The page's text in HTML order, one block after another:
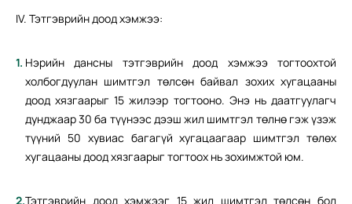
IV. Тэтгэврийн доод хэмжээ:
Нэрийн дансны тэтгэврийн доод хэмжээ тогтоохтой
холбогдуулан шимтгэл төлсөн байвал зохих хугацааны
доод хязгаарыг 15 жилээр тогтооно. Энэ нь даатгуулагч
дунджаар 30 ба түүнээс дээш жил шимтгэл төлнө гэж үзэж
түүний 50 хувиас багагүй хугацаагаар шимтгэл төлөх
хугацааны доод хязгаарыг тогтоох нь зохимжтой юм.
Тэтгэврийн доод хэмжээг 15 жил шимтгэл төлсөн бол